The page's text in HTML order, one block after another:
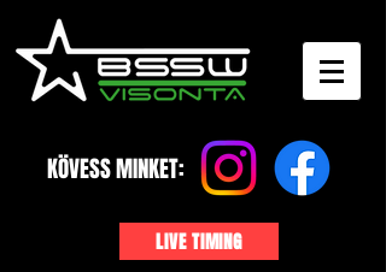
KÖVESS MINKET:
LIVE TIMING